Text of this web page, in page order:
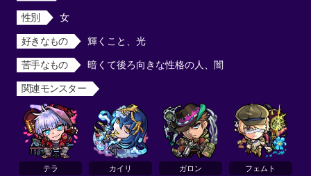
性別 女
好きなもの 輝くこと、光
苦手なもの 暗くて後ろ向きな性格の人、闇
関連モンスター
テラ カイリ ガロン フェムト